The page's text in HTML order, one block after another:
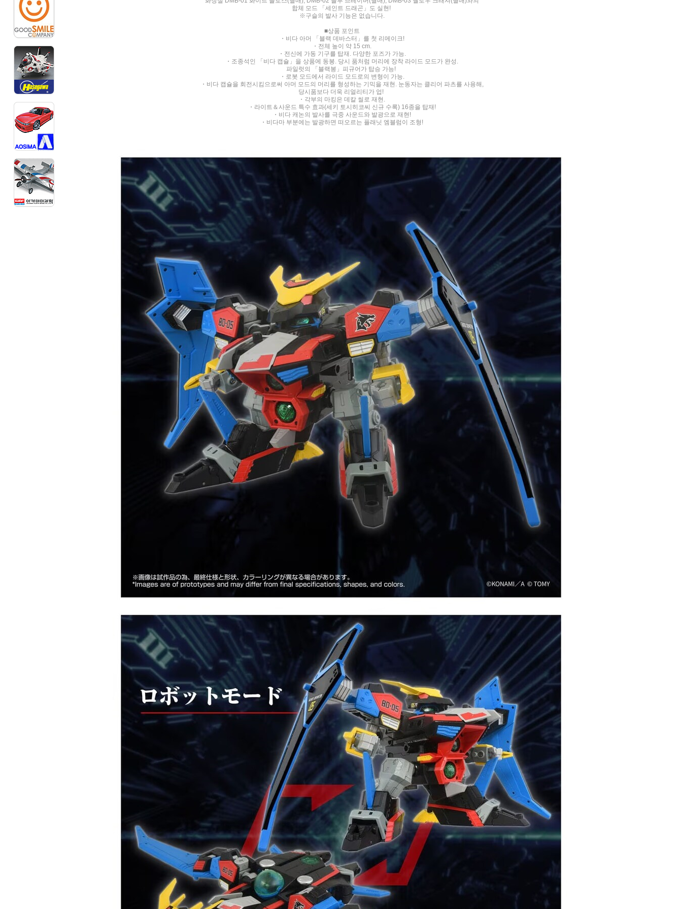
합체 모드 「세인트 드래곤」도 실현!
※구슬의 발사 기능은 없습니다.
■상품 포인트
・비다 아머 「블랙 데바스터」를 첫 리메이크!
・전체 높이 약 15 cm.
・전신에 가동 기구를 탑재. 다양한 포즈가 가능.
・조종석인 「비다 캡슐」을 상품에 동봉. 당시 품처럼 머리에 장착 라이드 모드가 완성.
파일럿의 「블랙봉」피규어가 탑승 가능!
・로봇 모드에서 라이드 모드로의 변형이 가능.
・비다 캡슐을 회전시킴으로써 아머 모드의 머리를 형성하는 기믹을 재현. 눈동자는 클리어 파츠를 사용해,
당시품보다 더욱 리얼리티가 업!
・각부의 마킹은 데칼 씰로 재현.
・라이트＆사운드 특수 효과(세키 토시히코씨 신규 수록) 16종을 탑재!
・비다 캐논의 발사를 극중 사운드와 발광으로 재현!
・비다마 부분에는 발광하면 떠오르는 플래닛 엠블럼이 조형!